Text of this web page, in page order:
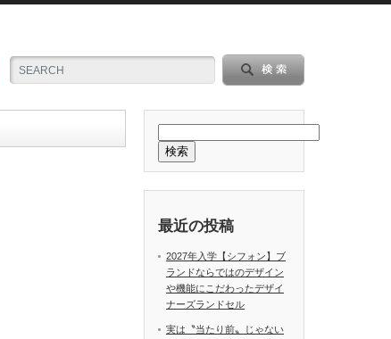
検索
最近の投稿
2027年入学【シフォン】ブ
ランドならではのデザイン
や機能にこだわったデザイ
ナーズランドセル
実は〝当たり前〟じゃない